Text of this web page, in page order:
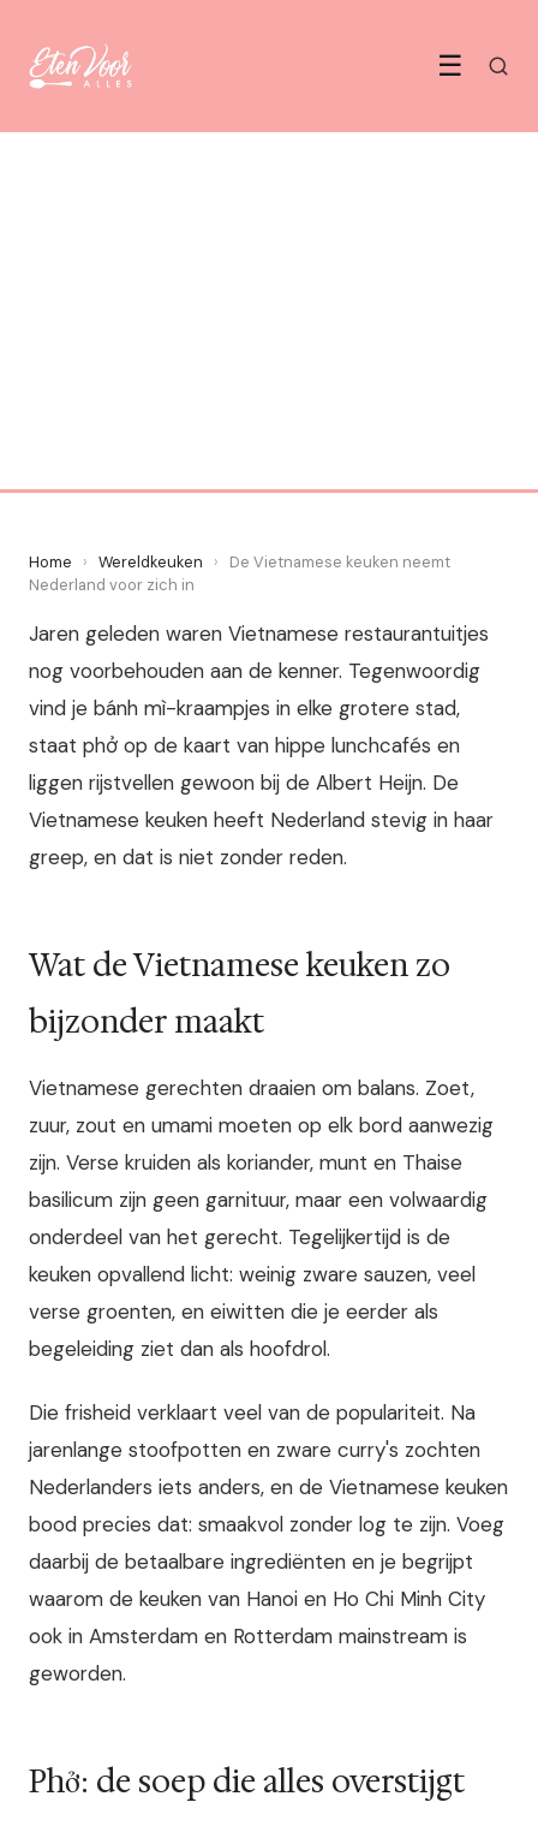
☰
Home › Wereldkeuken ›
De Vietnamese keuken neemt
Nederland voor zich in
Jaren geleden waren Vietnamese restaurantuitjes
nog voorbehouden aan de kenner. Tegenwoordig
vind je bánh mì-kraampjes in elke grotere stad,
staat phở op de kaart van hippe lunchcafés en
liggen rijstvellen gewoon bij de Albert Heijn. De
Vietnamese keuken heeft Nederland stevig in haar
greep, en dat is niet zonder reden.
Wat de Vietnamese keuken zo
bijzonder maakt
Vietnamese gerechten draaien om balans. Zoet,
zuur, zout en umami moeten op elk bord aanwezig
zijn. Verse kruiden als koriander, munt en Thaise
basilicum zijn geen garnituur, maar een volwaardig
onderdeel van het gerecht. Tegelijkertijd is de
keuken opvallend licht: weinig zware sauzen, veel
verse groenten, en eiwitten die je eerder als
begeleiding ziet dan als hoofdrol.
Die frisheid verklaart veel van de populariteit. Na
jarenlange stoofpotten en zware curry's zochten
Nederlanders iets anders, en de Vietnamese keuken
bood precies dat: smaakvol zonder log te zijn. Voeg
daarbij de betaalbare ingrediënten en je begrijpt
waarom de keuken van Hanoi en Ho Chi Minh City
ook in Amsterdam en Rotterdam mainstream is
geworden.
Phở: de soep die alles overstijgt